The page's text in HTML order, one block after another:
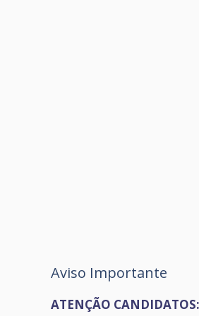
Aviso Importante
ATENÇÃO CANDIDATOS: